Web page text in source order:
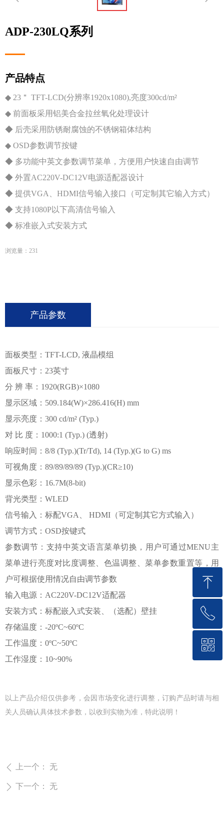
ADP-230LQ系列
产品特点
◆ 23＂ TFT-LCD(分辨率1920x1080),亮度300cd/m²
◆ 前面板采用铝美合金拉丝氧化处理设计
◆ 后壳采用防锈耐腐蚀的不锈钢箱体结构
◆ OSD参数调节按键
◆ 多功能中英文参数调节菜单，方便用户快速自由调节
◆ 外置AC220V-DC12V电源适配器设计
◆ 提供VGA、HDMI信号输入接口（可定制其它输入方式）
◆ 支持1080P以下高清信号输入
◆ 标准嵌入式安装方式
产品参数
面板类型：TFT-LCD, 液晶模组
面板尺寸：23英寸
分 辨 率：1920(RGB)×1080
显示区域：509.184(W)×286.416(H) mm
显示亮度：300 cd/m² (Typ.)
对 比 度：1000:1 (Typ.) (透射)
响应时间：8/8 (Typ.)(Tr/Td), 14 (Typ.)(G to G) ms
可视角度：89/89/89/89 (Typ.)(CR≥10)
显示色彩：16.7M(8-bit)
背光类型：WLED
信号输入：标配VGA、 HDMI（可定制其它方式输入）
调节方式：OSD按键式
参数调节：支持中英文语言菜单切换，用户可通过MENU主
菜单进行亮度对比度调整、色温调整、菜单参数重置等，用
户可根据使用情况自由调节参数
输入电源：AC220V-DC12V适配器
安装方式：标配嵌入式安装、（选配）壁挂
存储温度：-20ºC~60ºC
工作温度：0ºC~50ºC
工作湿度：10~90%
以上产品介绍仅供参考，会因市场变化进行调整，订购产品时请与相
关人员确认具体技术参数，以收到实物为准，特此说明！
ꄴ 上一个： 无
ꄲ 下一个： 无
浏览量： 231
ꁸ
回到顶部
ꂅ
13366610930
ꀥ